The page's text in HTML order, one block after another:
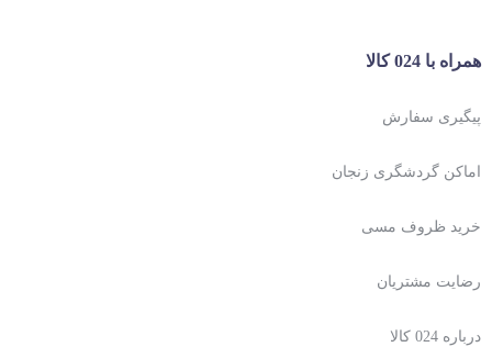
همراه با 024 کالا
پیگیری سفارش
اماکن گردشگری زنجان
خرید ظروف مسی
رضایت مشتریان
درباره 024 کالا